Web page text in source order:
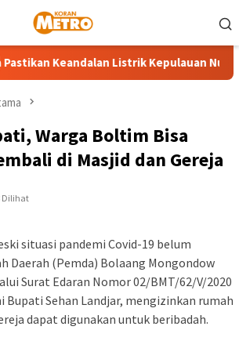
Keandalan Listrik Kepulauan Nusa
Warga Boltim Bisa
di Masjid dan Gereja
Dilihat
situasi pandemi Covid-19 belum
Daerah (Pemda) Bolaang Mongondow
Surat Edaran Nomor 02/BMT/62/V/2020
Bupati Sehan Landjar, mengizinkan rumah
dapat digunakan untuk beribadah.